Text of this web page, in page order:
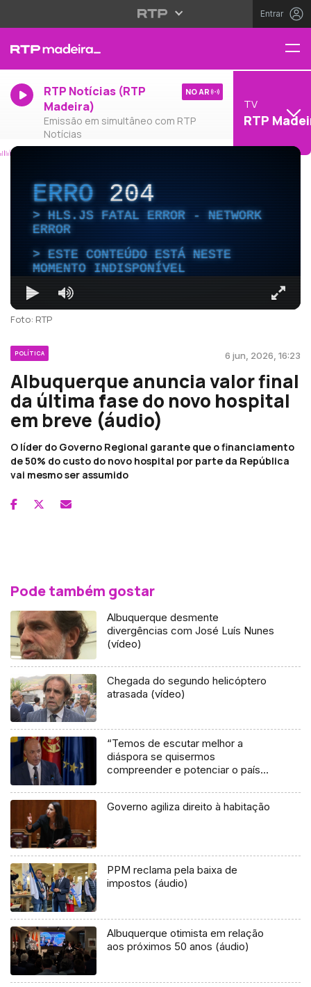
Entrar
RTP Notícias (RTP
Madeira)
Emissão em simultâneo com RTP
Notícias
NO AR
TV
RTP
ERRO204
HLS.JS FATAL ERROR - NETWORK
ERROR
ESTE CONTEÚDO ESTÁ NESTE
MOMENTO INDISPONÍVEL
Foto: RTP
POLÍTICA 6 jun, 2026, 16:23
Albuquerque anuncia valor final
da última fase do novo hospital
em breve (áudio)
O líder do Governo Regional garante que o financiamento
de 50% do custo do novo hospital por parte da República
vai mesmo ser assumido
Pode também gostar
Albuquerque desmente
divergências com José Luís Nunes
(vídeo)
Chegada do segundo helicóptero
atrasada (vídeo)
“Temos de escutar melhor a
diáspora se quisermos
compreender e potenciar o país
Governo agiliza direito à habitação
PPM reclama pela baixa de
impostos (áudio)
Albuquerque otimista em relação
aos próximos 50 anos (áudio)